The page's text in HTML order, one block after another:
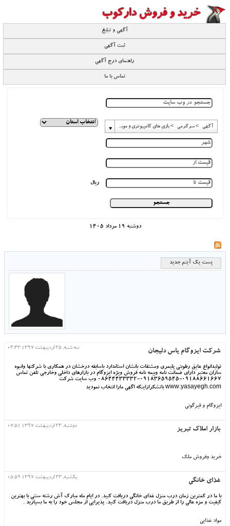
آگهی و تبلیغ
ثبت آگهی
راهنمای درج آگهی
تماس با ما
آگهی -> سرگرمی -> بازی های کامپیوتری و موبایلی -> کلش اف کلنز
ریال
دوشنبه 19 مرداد 1405
پست یک آیتم جدید
سه شنبه, 25 ارديبهشت 1397 04:43 شرکت ایزوگام یاس دلیجان
تولیدانواع عایق رطوبتی پلیمری ومشتقات بانشان استاندارد باسابقه درخشان در همکاری با شرکتها وانبوه
سازان معتبر دارای ضمانت نامه وبیمه نامه فروش ویژه ایزوگام در بازارهای داخلی وخارجی تلفن تماس
09188661667-09183659545-08644433332 وب سایت شرکت
www.yasayegh.com باتشکرازاینکه اگهی مارا انتخاب نمودید
ایزوگام و قیرگونی
دوشنبه, 24 ارديبهشت 1397 07:51 بازار املاک تبریز
خرید وفروش ملک
یکشنبه, 23 ارديبهشت 1397 05:59 غذای خانگی
با ما در کمترین زمان درب منزل غذای خانگی دریافت کنید. در ایام ماه مبارک آش رشته سنتی با بهترین
کیفیت و مزه عالی را از طریق ما درب منزل دریافت کنید. پذیرایی از مجلس خود را به ما بسپارید .
مواد غذایی